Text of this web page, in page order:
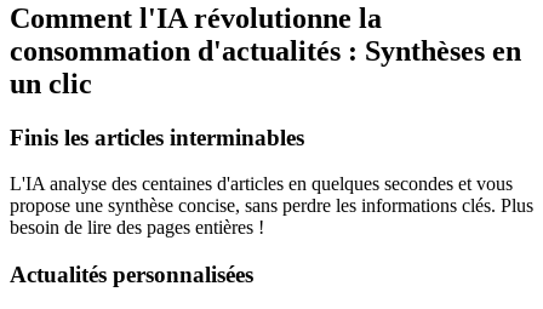
Comment l'IA révolutionne la
consommation d'actualités : Synthèses en
un clic
Finis les articles interminables
L'IA analyse des centaines d'articles en quelques secondes et vous
propose une synthèse concise, sans perdre les informations clés. Plus
besoin de lire des pages entières !
Actualités personnalisées